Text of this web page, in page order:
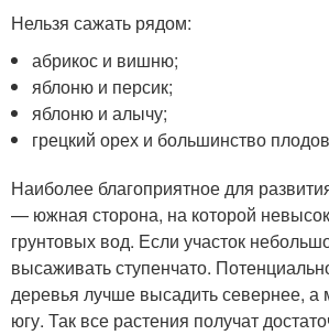
Нельзя сажать рядом:
абрикос и вишню;
яблоню и персик;
яблоню и алычу;
грецкий орех и большинство
Наиболее благоприятное для
— южная сторона, на которой
грунтовых вод. Если участок
высаживать ступенчато.
деревья лучше высадить севернее, а
югу. Так все растения получат